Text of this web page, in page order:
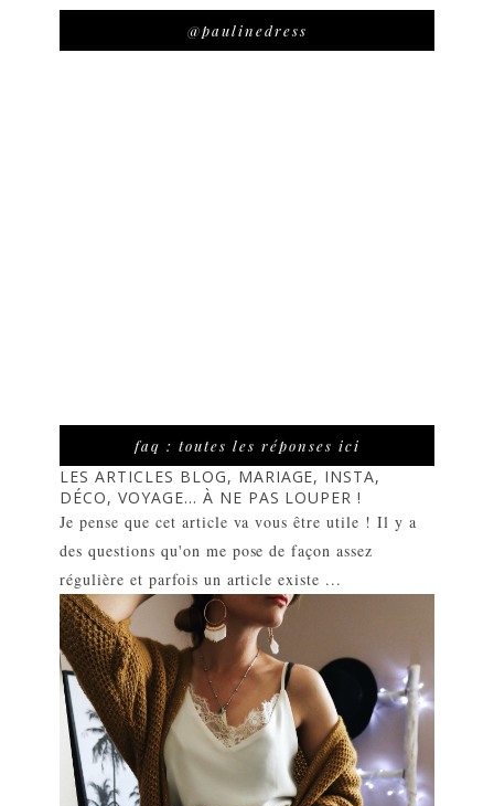
@paulinedress
faq : toutes les réponses ici
LES ARTICLES BLOG, MARIAGE, INSTA,
DÉCO, VOYAGE... À NE PAS LOUPER !
Je pense que cet article va vous être utile ! Il y a
des questions qu'on me pose de façon assez
régulière et parfois un article existe ...